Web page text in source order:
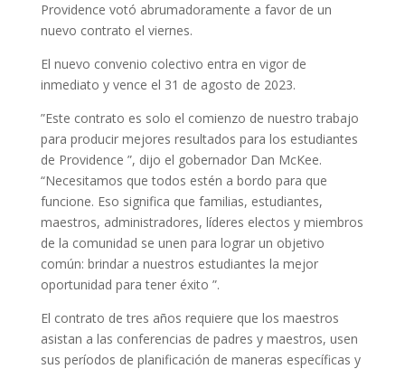
Providence votó abrumadoramente a favor de un
nuevo contrato el viernes.
El nuevo convenio colectivo entra en vigor de
inmediato y vence el 31 de agosto de 2023.
”Este contrato es solo el comienzo de nuestro trabajo
para producir mejores resultados para los estudiantes
de Providence ”, dijo el gobernador Dan McKee.
“Necesitamos que todos estén a bordo para que
funcione. Eso significa que familias, estudiantes,
maestros, administradores, líderes electos y miembros
de la comunidad se unen para lograr un objetivo
común: brindar a nuestros estudiantes la mejor
oportunidad para tener éxito ”.
El contrato de tres años requiere que los maestros
asistan a las conferencias de padres y maestros, usen
sus períodos de planificación de maneras específicas y